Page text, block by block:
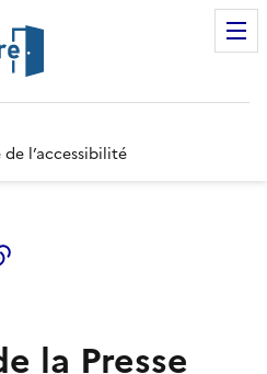
l’accessibilité
Twitter)
la Presse